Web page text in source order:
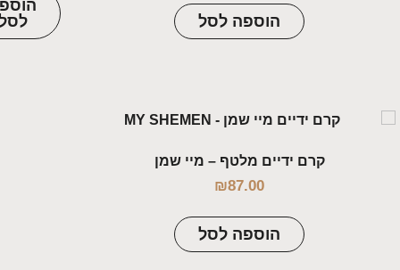
הוספה לסל
הוספה
לסל
קרם ידיים מלטף – מיי שמן
₪
הוספה לסל